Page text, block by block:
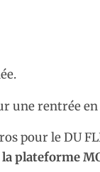
une rentrée
pour le DU
la plateforme